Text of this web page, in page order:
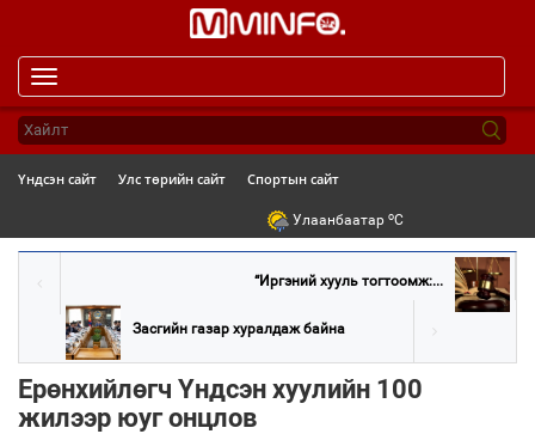
navigation
Үндсэн сайт Улс төрийн сайт Спортын сайт
Улаанбаатар oC
“Иргэний хууль тогтоомж:...
Засгийн газар хуралдаж байна
Ерөнхийлөгч Үндсэн хуулийн 100
жилээр юуг онцлов